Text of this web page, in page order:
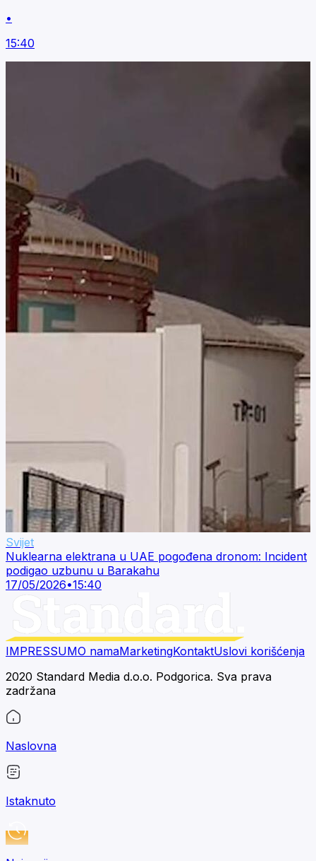
•
15:40
Svijet
Nuklearna elektrana u UAE pogođena dronom: Incident
podigao uzbunu u Barakahu
17/05/2026•15:40
IMPRESSUMO namaMarketingKontaktUslovi korišćenja
2020 Standard Media d.o.o. Podgorica. Sva prava
zadržana
Naslovna
Istaknuto